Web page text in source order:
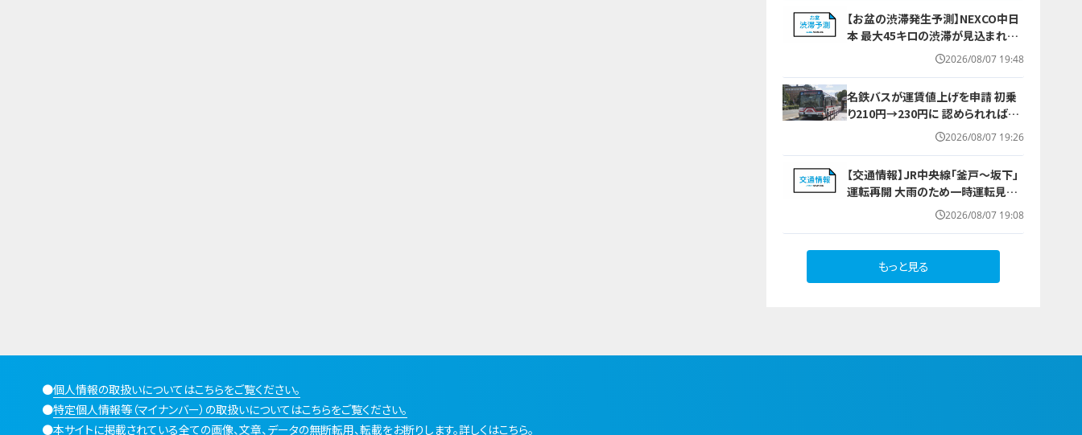
【お盆の渋滞発生予測】NEXCO中日
本 最大45キロの渋滞が見込まれる
区間も… 中央道・東名・新東名・東名
阪道・伊勢湾岸道・北陸道など 一覧
2026/08/07 19:48
名鉄バスが運賃値上げを申請 初乗
り210円→230円に 認められれば12
月から全路線で平均1割程度の値上
げへ 人件費増や燃料価格の高止ま
2026/08/07 19:26
【交通情報】JR中央線「釜戸～坂下」
運転再開 大雨のため一時運転見合
2026/08/07 19:08
もっと見る
●個人情報の取扱いについてはこちらをご覧ください。
●特定個人情報等（マイナンバー）の取扱いについてはこちらをご覧ください。
●本サイトに掲載されている全ての画像、文章、データの無断転用、転載をお断りします。詳しくはこちら。